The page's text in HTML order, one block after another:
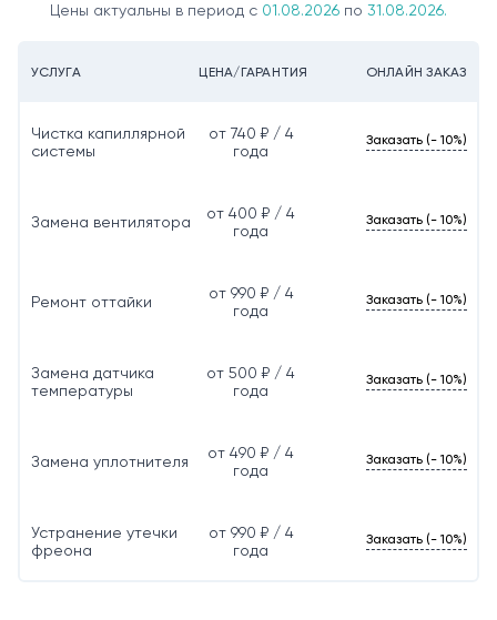
Цены актуальны в период с 01.08.2026 по 31.08.2026.
УСЛУГА ЦЕНА/ГАРАНТИЯ ОНЛАЙН ЗАКАЗ
Чистка капиллярной
системы
от 740 ₽ / 4
года
Заказать (- 10%)
Замена вентилятора
от 400 ₽ / 4
года
Заказать (- 10%)
Ремонт оттайки
от 990 ₽ / 4
года
Заказать (- 10%)
Замена датчика
температуры
от 500 ₽ / 4
года
Заказать (- 10%)
Замена уплотнителя
от 490 ₽ / 4
года
Заказать (- 10%)
Устранение утечки
фреона
от 990 ₽ / 4
года
Заказать (- 10%)